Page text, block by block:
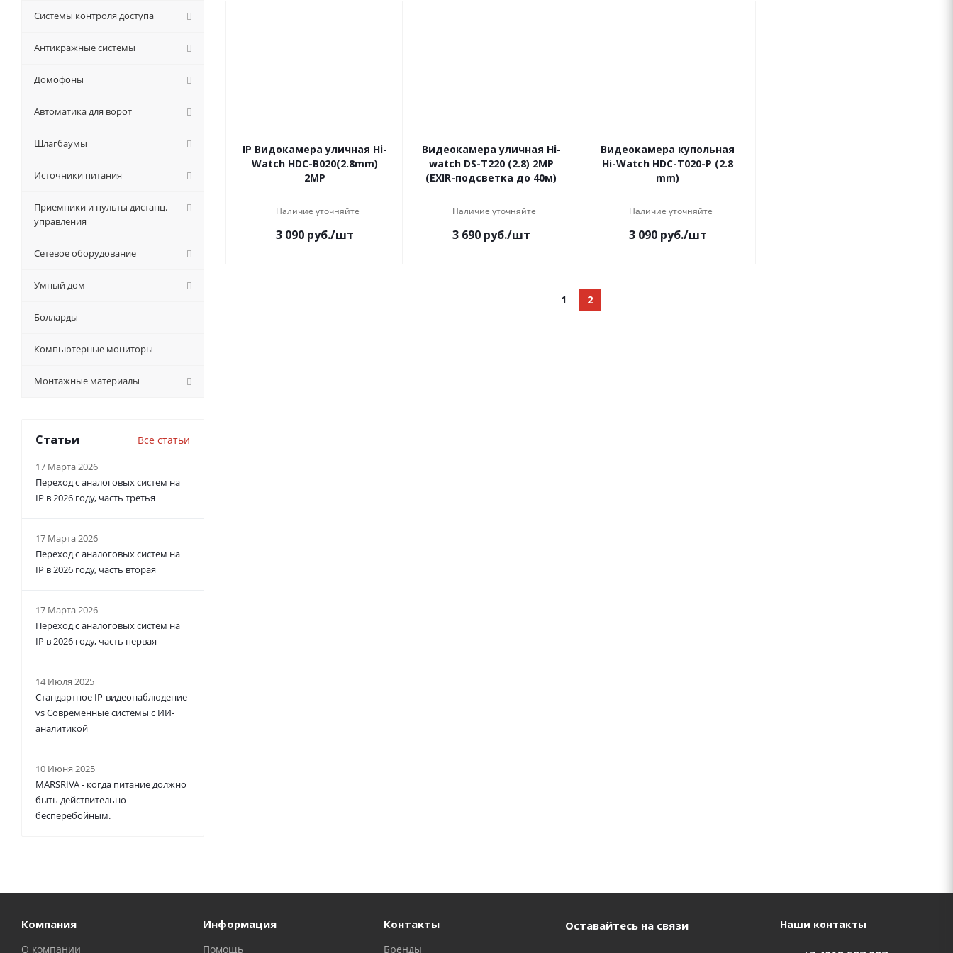
IP Видокамера уличная Hi-
Watch HDC-B020(2.8mm)
2MP
Наличие уточняйте
3 090руб./шт
Видеокамера уличная Hi-
watch DS-T220 (2.8) 2MP
(EXIR-подсветка до 40м)
Наличие уточняйте
3 690руб./шт
Видеокамера купольная
Hi-Watch HDC-T020-P (2.8
mm)
Наличие уточняйте
3 090руб./шт
1 2
Системы контроля доступа
Антикражные системы
Домофоны
Автоматика для ворот
Шлагбаумы
Источники питания
Приемники и пульты дистанц.
управления
Сетевое оборудование
Умный дом
Болларды
Компьютерные мониторы
Монтажные материалы
Статьи Все статьи
17 Марта 2026
Переход с аналоговых систем на
IP в 2026 году, часть третья
17 Марта 2026
Переход с аналоговых систем на
IP в 2026 году, часть вторая
17 Марта 2026
Переход с аналоговых систем на
IP в 2026 году, часть первая
14 Июля 2025
Стандартное IP-видеонаблюдение
vs Современные системы с ИИ-
аналитикой
10 Июня 2025
MARSRIVA - когда питание должно
быть действительно
бесперебойным.
Компания
О компании
Информация
Помощь
Контакты
Бренды
Оставайтесь на связи Наши контакты